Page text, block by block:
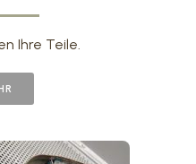
Ihre Teile.